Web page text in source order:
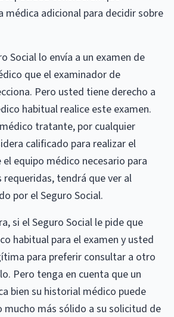
médica adicional para decidir sobre
Social lo envía a un examen de
que el examinador de
Pero usted tiene derecho a
habitual realice este examen.
tratante, por cualquier
calificado para realizar el
equipo médico necesario para
requeridas, tendrá que ver al
por el Seguro Social.
si el Seguro Social le pide que
habitual para el examen y usted
para preferir consultar a otro
Pero tenga en cuenta que un
bien su historial médico puede
mucho más sólido a su solicitud de